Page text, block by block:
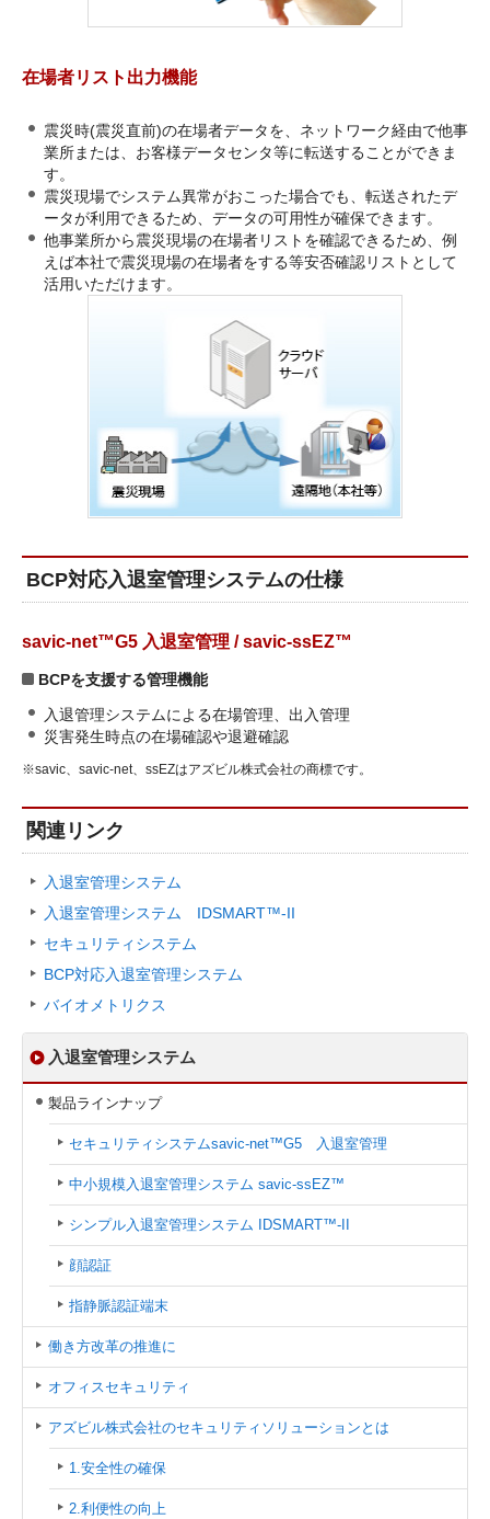
在場者リスト出力機能
震災時(震災直前)の在場者データを、ネットワーク経由で他事
業所または、お客様データセンタ等に転送することができま
す。
震災現場でシステム異常がおこった場合でも、転送されたデ
ータが利用できるため、データの可用性が確保できます。
他事業所から震災現場の在場者リストを確認できるため、例
えば本社で震災現場の在場者をする等安否確認リストとして
活用いただけます。
BCP対応入退室管理システムの仕様
savic-net™G5 入退室管理 / savic-ssEZ™
BCPを支援する管理機能
入退管理システムによる在場管理、出入管理
災害発生時点の在場確認や退避確認
※savic、savic-net、ssEZはアズビル株式会社の商標です。
関連リンク
入退室管理システム
入退室管理システム IDSMART™-II
セキュリティシステム
BCP対応入退室管理システム
バイオメトリクス
入退室管理システム
製品ラインナップ
セキュリティシステムsavic-net™G5 入退室管理
中小規模入退室管理システム savic-ssEZ™
シンプル⼊退室管理システム IDSMART™-II
顔認証
指静脈認証端末
働き方改革の推進に
オフィスセキュリティ
アズビル株式会社のセキュリティソリューションとは
1.安全性の確保
2.利便性の向上